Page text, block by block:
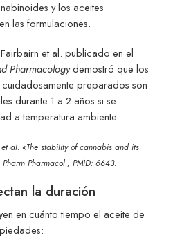
y los aceites
las formulaciones.
et al. publicado en el
Pharmacologydemostró que los
preparados son
durante 1 a 2 años si se
a temperatura ambiente.
al. «The stability of cannabis and its
Pharmacol., PMID: 6643.
la duración
en cuánto tiempo el aceite de